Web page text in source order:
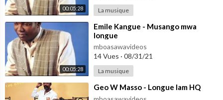
00:05:28 La musique
00:05:28
⁣Emile Kangue - Musango mwa
longue
mboasawavideos
14 Vues · 08/31/21
La musique
⁣Geo W Masso - Longue lam HQ